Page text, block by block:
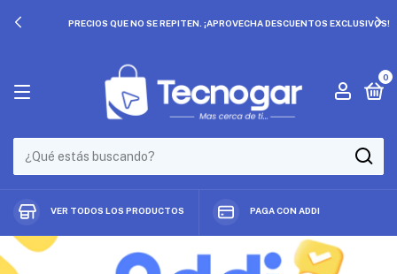
PRECIOS QUE NO SE REPITEN. ¡APROVECHA DESCUENTOS EXCLUSIVOS!
0
VER TODOS LOS PRODUCTOS PAGA CON ADDI